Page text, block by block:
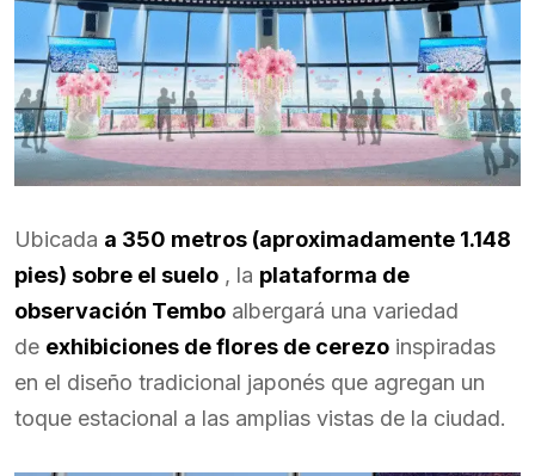
Ubicada a 350 metros (aproximadamente 1.148
pies) sobre el suelo , la plataforma de
observación Tembo albergará una variedad
de exhibiciones de flores de cerezo inspiradas
en el diseño tradicional japonés que agregan un
toque estacional a las amplias vistas de la ciudad.